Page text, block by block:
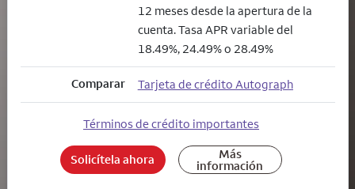
12 meses desde la apertura de la
cuenta. Tasa APR variable del
18.49%, 24.49% o 28.49%
Comparar Tarjeta de crédito Autograph
Términos de crédito importantes
Solicítela ahora Más
información